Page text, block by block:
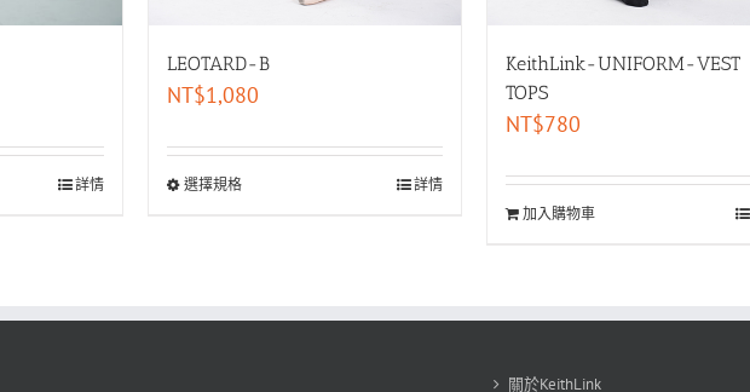
詳情
LEOTARD-B
NT$1,080
選擇規格 詳情
KeithLink-UNIFORM-VEST
TOPS
NT$780
加入購物車
關於KeithLink